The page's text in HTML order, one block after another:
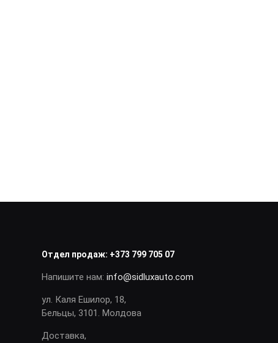
Отдел продаж: +373 799 705 07
Напишите нам:info@sidluxauto.com
ул. Каля Ешилор, 18,
Бельцы, 3101. Молдова
Доставка,